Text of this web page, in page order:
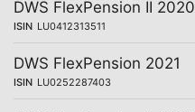
DWS FlexPension II 2020
ISIN LU0412313511
DWS FlexPension 2021
ISIN LU0252287403